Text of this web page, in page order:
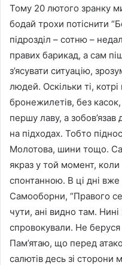
Тому 20 лютого зранку
бодай трохи потіснити
підрозділ – сотню –
правих барикад, а сам
з’ясувати ситуацію,
людей. Оскільки ті,
бронежилетів, без
першу лаву, а
на підходах. Тобто
Молотова, шини тощо.
якраз у той момент,
спонтанною. В ці дні вже
Самооборни, “Правого
чути, ані видно там.
спровокували. Не
Пам’ятаю, що перед
салютів десь зі сторони